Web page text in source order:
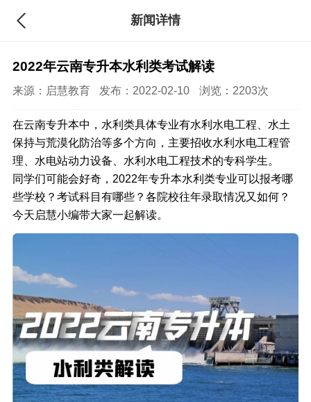
新闻详情
2022年云南专升本水利类考试解读
来源： 启慧教育 发布：2022-02-10 浏览：2203次
在云南专升本中，水利类具体专业有水利水电工程、水土
保持与荒漠化防治等多个方向，主要招收水利水电工程管
理、水电站动力设备、水利水电工程技术的专科学生。
同学们可能会好奇，2022年专升本水利类专业可以报考哪
些学校？考试科目有哪些？各院校往年录取情况又如何？
今天启慧小编带大家一起解读。